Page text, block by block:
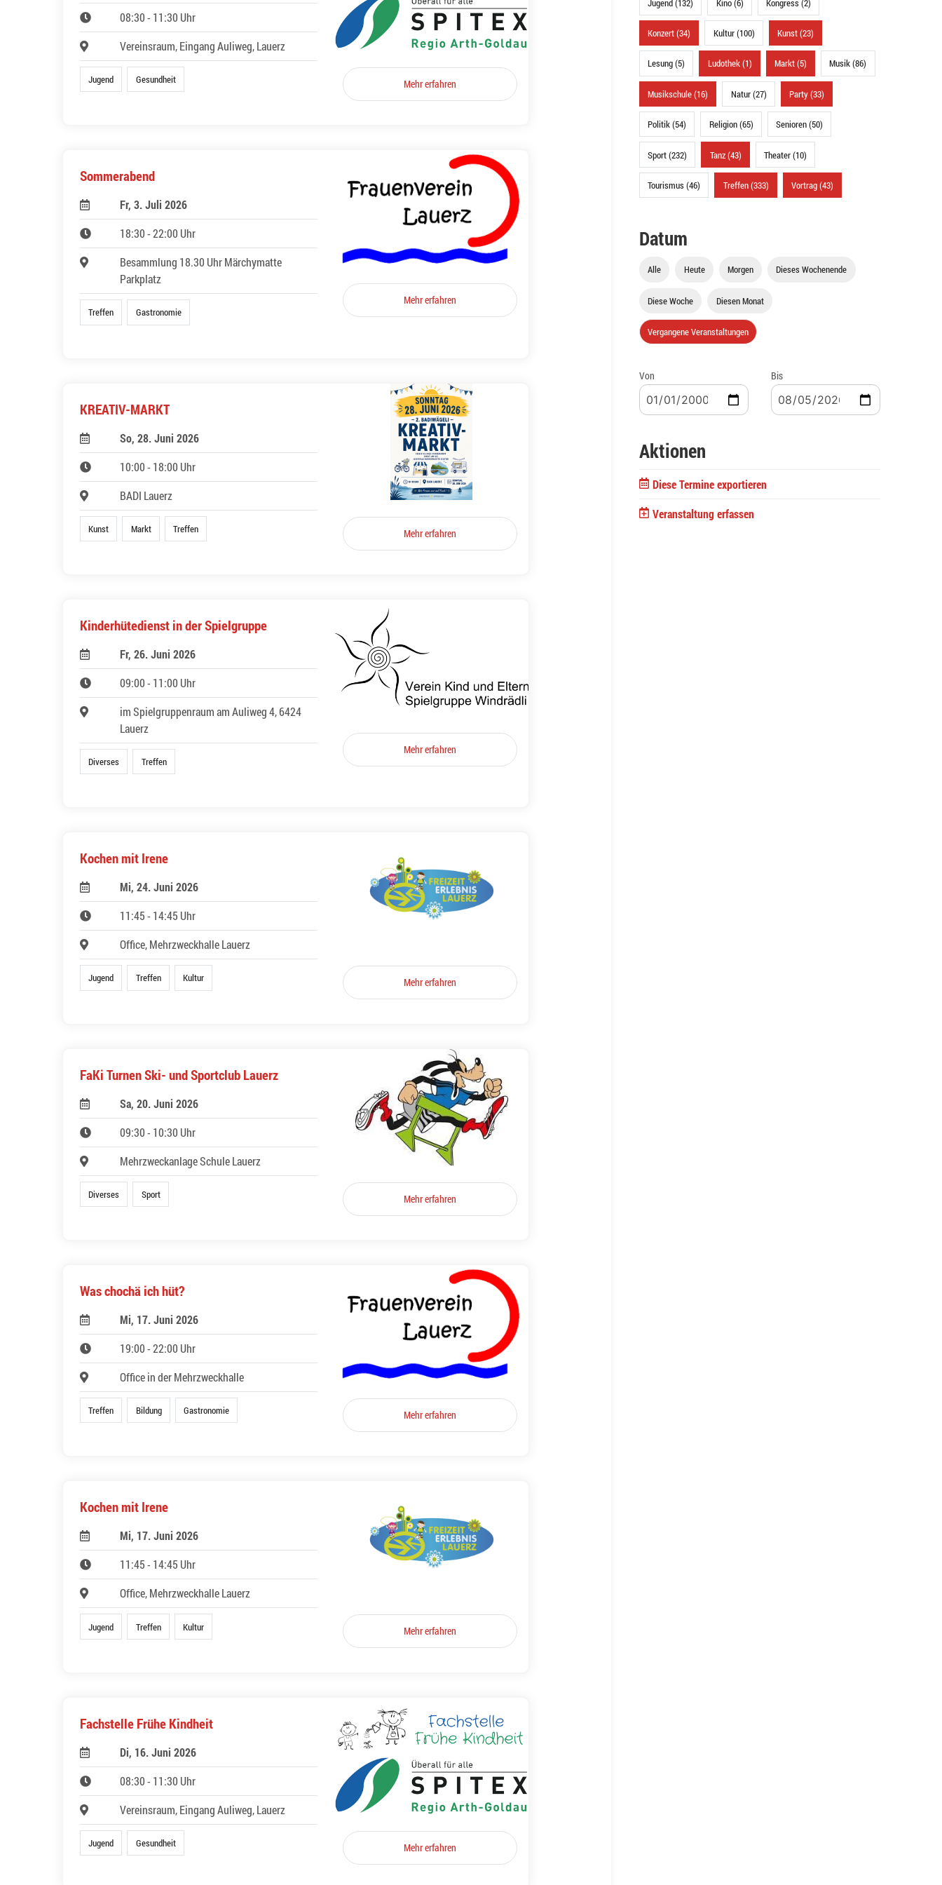
08:30 - 11:30 Uhr
Vereinsraum, Eingang Auliweg, Lauerz
Jugend Gesundheit Mehr erfahren
Sommerabend
Fr, 3. Juli 2026
18:30 - 22:00 Uhr
Besammlung 18.30 Uhr Märchymatte
Parkplatz
Treffen Gastronomie
Mehr erfahren
KREATIV-MARKT
So, 28. Juni 2026
10:00 - 18:00 Uhr
BADI Lauerz
Kunst Markt Treffen Mehr erfahren
Kinderhütedienst in der Spielgruppe
Fr, 26. Juni 2026
09:00 - 11:00 Uhr
im Spielgruppenraum am Auliweg 4, 6424
Lauerz
Diverses Treffen
Mehr erfahren
Kochen mit Irene
Mi, 24. Juni 2026
11:45 - 14:45 Uhr
Office, Mehrzweckhalle Lauerz
Jugend Treffen Kultur Mehr erfahren
FaKi Turnen Ski- und Sportclub Lauerz
Sa, 20. Juni 2026
09:30 - 10:30 Uhr
Mehrzweckanlage Schule Lauerz
Diverses Sport Mehr erfahren
Was chochä ich hüt?
Mi, 17. Juni 2026
19:00 - 22:00 Uhr
Office in der Mehrzweckhalle
Treffen Bildung Gastronomie Mehr erfahren
Kochen mit Irene
Mi, 17. Juni 2026
11:45 - 14:45 Uhr
Office, Mehrzweckhalle Lauerz
Jugend Treffen Kultur Mehr erfahren
Fachstelle Frühe Kindheit
Di, 16. Juni 2026
08:30 - 11:30 Uhr
Vereinsraum, Eingang Auliweg, Lauerz
Jugend Gesundheit Mehr erfahren
Jugend (132) Kino (6) Kongress (2)
Konzert (34) Kultur (100) Kunst (23)
Lesung (5) Ludothek (1) Markt (5) Musik (86)
Musikschule (16) Natur (27) Party (33)
Politik (54) Religion (65) Senioren (50)
Sport (232) Tanz (43) Theater (10)
Tourismus (46) Treffen (333) Vortrag (43)
Datum
Alle Heute Morgen Dieses Wochenende
Diese Woche Diesen Monat
Vergangene Veranstaltungen
Von Bis
Aktionen
Diese Termine exportieren
Veranstaltung erfassen